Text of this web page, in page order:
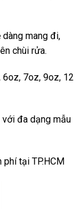
mang đi,
chùi rửa.
6oz, 7oz, 9oz, 12
với đa dạng mẫu
phí tại TP.HCM